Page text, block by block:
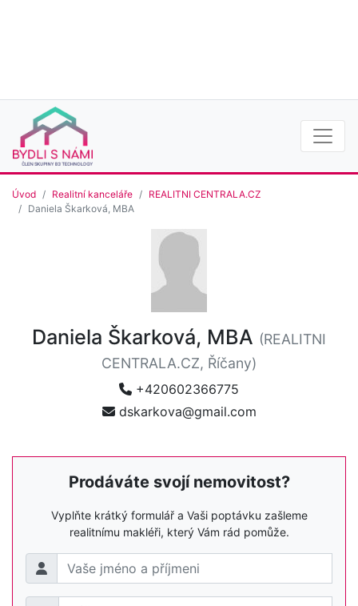
Úvod Realitní kanceláře
REALITNI CENTRALA.CZ
Daniela Škarková, MBA
Daniela Škarková, MBA (REALITNI
CENTRALA.CZ, Říčany)
+420602366775
dskarkova@gmail.com
Prodáváte svojí nemovitost?
Vyplňte krátký formulář a Vaši poptávku zašleme
realitnímu makléři, který Vám rád pomůže.